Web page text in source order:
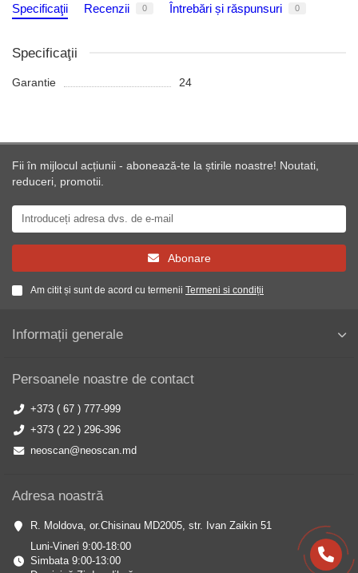
Specificaţii Recenzii 0 Întrebări și răspunsuri 0
Specificaţii
Garantie 24
Fii în mijlocul acțiunii - abonează-te la știrile noastre! Noutati,
reduceri, promotii.
Abonare
Am citit și sunt de acord cu termenii Termeni si condiții
Informații generale
Persoanele noastre de contact
+373 ( 67 ) 777-999
+373 ( 22 ) 296-396
neoscan@neoscan.md
Adresa noastră
R. Moldova, or.Chisinau MD2005, str. Ivan Zaikin 51
Luni-Vineri 9:00-18:00
Simbata 9:00-13:00